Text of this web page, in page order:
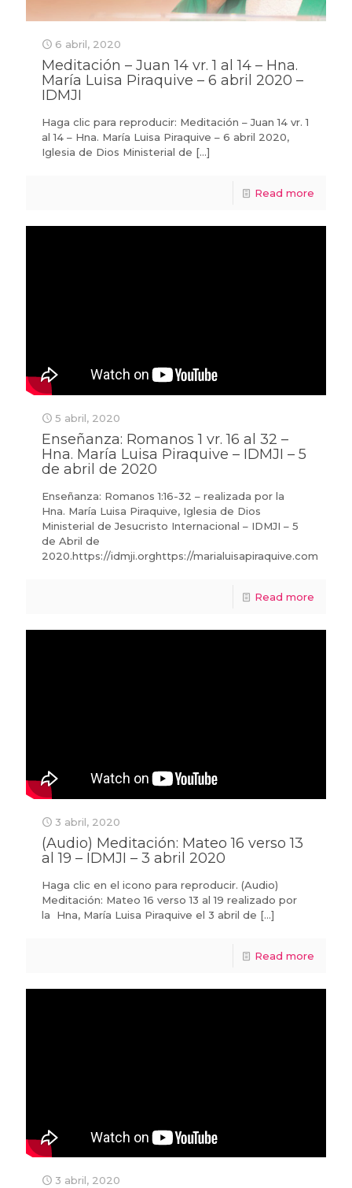
6 abril, 2020
Meditación – Juan 14 vr. 1 al 14 – Hna.
María Luisa Piraquive – 6 abril 2020 –
IDMJI
Haga clic para reproducir: Meditación – Juan 14 vr. 1
al 14 – Hna. María Luisa Piraquive – 6 abril 2020,
Iglesia de Dios Ministerial de […]
Read more
5 abril, 2020
Enseñanza: Romanos 1 vr. 16 al 32 –
Hna. María Luisa Piraquive – IDMJI – 5
de abril de 2020
Enseñanza: Romanos 1:16-32 – realizada por la
Hna. María Luisa Piraquive, Iglesia de Dios
Ministerial de Jesucristo Internacional – IDMJI – 5
de Abril de
2020.https://idmji.orghttps://marialuisapiraquive.com
Read more
3 abril, 2020
(Audio) Meditación: Mateo 16 verso 13
al 19 – IDMJI – 3 abril 2020
Haga clic en el icono para reproducir. (Audio)
Meditación: Mateo 16 verso 13 al 19 realizado por
la Hna, María Luisa Piraquive el 3 abril de […]
Read more
3 abril, 2020